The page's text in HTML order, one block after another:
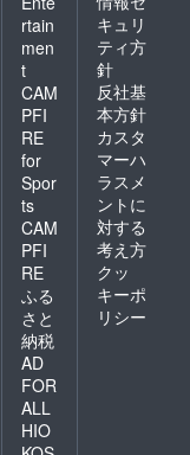
rtain
men
t
CAM
PFI
RE
for
Spor
ts
CAM
PFI
RE
ふる
さと
納税
AD
FOR
ALL
HIO
キュリ
ティ方
針
反社基
本方針
カスタ
マーハ
ラスメ
ントに
対する
考え方
クッ
キーポ
リシー